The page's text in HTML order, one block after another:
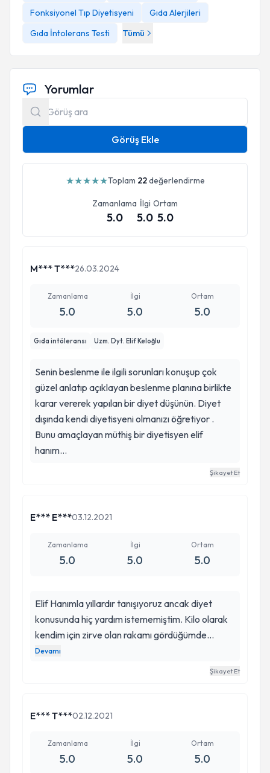
Fonksiyonel Tıp Diyetisyeni
Gıda Alerjileri
Gıda İntolerans Testi
Tümü
Yorumlar
Görüş Ekle
★★★★★Toplam 22değerlendirme
Zamanlama
5.0
İlgi
5.0
Ortam
5.0
M*** T***26.03.2024
Zamanlama
5.0
İlgi
5.0
Ortam
5.0
Gıda intöleransı Uzm. Dyt. Elif Keloğlu
Senin beslenme ile ilgili sorunları konuşup çok
güzel anlatıp açıklayan beslenme planına birlikte
karar vererek yapılan bir diyet düşünün. Diyet
dışında kendi diyetisyeni olmanızı öğretiyor .
Bunu amaçlayan müthiş bir diyetisyen elif
hanım…
Şikayet Et
E*** E***03.12.2021
Zamanlama
5.0
İlgi
5.0
Ortam
5.0
Elif Hanımla yıllardır tanışıyoruz ancak diyet
konusunda hiç yardım istememiştim. Kilo olarak
kendim için zirve olan rakamı gördüğümde
başvurduğum ilk ve tek kişi kendisi oldu.Diyete
başladığım andan itibaren her konuda (özel
sonuçta kendimi tanıyamadım 😳Danışanlarına
yaklaşan muhteşem birisi😍Belki yorum için
erkendi ama emeğini,ilgisini ve mütevaziliğini göz
Devamı
Şikayet Et
E*** T***02.12.2021
Zamanlama
5.0
İlgi
5.0
Ortam
5.0